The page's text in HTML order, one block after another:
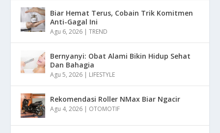
Biar Hemat Terus, Cobain Trik Komitmen
Anti-Gagal Ini
Agu 6, 2026 |TREND
Bernyanyi: Obat Alami Bikin Hidup Sehat
Dan Bahagia
Agu 5, 2026 | LIFESTYLE
Rekomendasi Roller NMax Biar Ngacir
Agu 4, 2026 | OTOMOTIF